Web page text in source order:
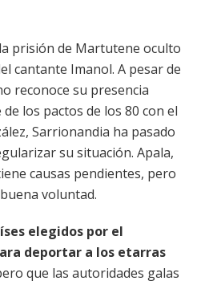
prisión de Martutene oculto
cantante Imanol. A pesar de
reconoce su presencia
los pactos de los 80 con el
Sarrionandia ha pasado
su situación. Apala,
causas pendientes, pero
voluntad.
elegidos por el
deportar a los etarras
que las autoridades galas